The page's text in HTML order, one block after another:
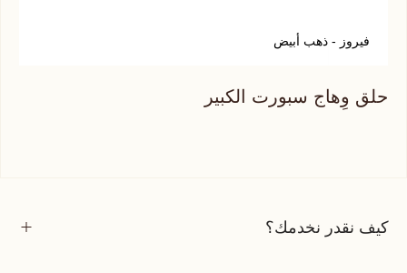
فيروز - ذهب أبيض
حلق وِهاج سبورت الكبير
كيف نقدر نخدمك؟